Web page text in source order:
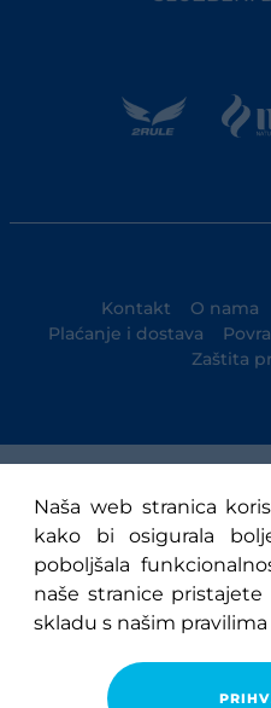
Kontakt O nama
Plaćanje i dostava
Zaštita
© 1947-
Naša web stranica
kako bi osigurala
poboljšala
naše stranice
skladu s našim